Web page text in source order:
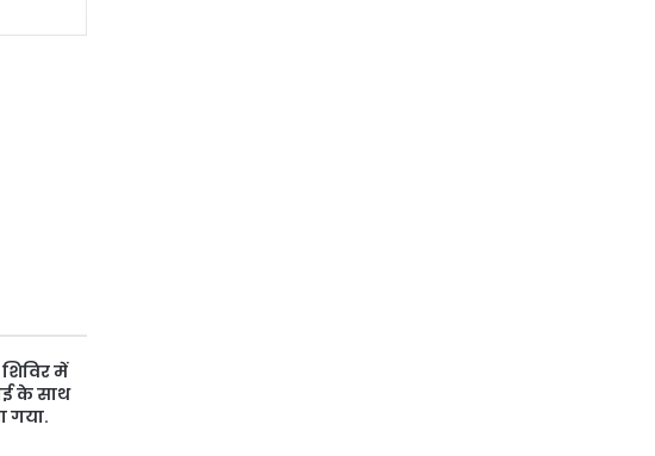
में
के साथ
गया.